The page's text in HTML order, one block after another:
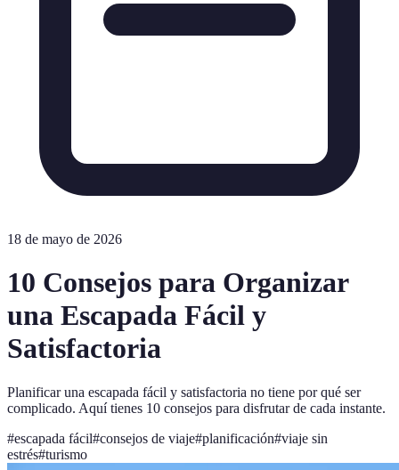
18 de mayo de 2026
10 Consejos para Organizar
una Escapada Fácil y
Satisfactoria
Planificar una escapada fácil y satisfactoria no tiene por qué ser
complicado. Aquí tienes 10 consejos para disfrutar de cada instante.
#escapada fácil#consejos de viaje#planificación#viaje sin
estrés#turismo